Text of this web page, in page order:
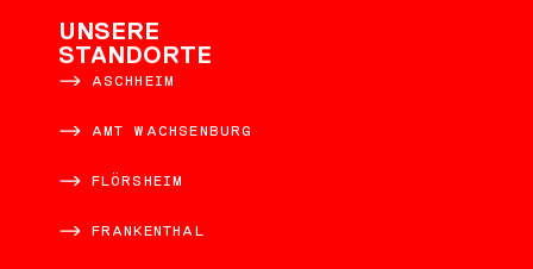
UNSERE
STANDORTE
ASCHHEIM
AMT WACHSENBURG
FLÖRSHEIM
FRANKENTHAL